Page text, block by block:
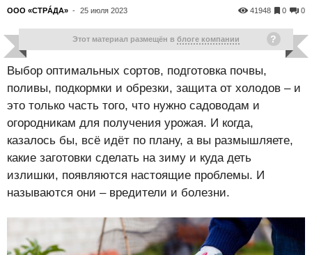
ООО «СТРÁДА» - 25 июля 2023 0
0
41948
Этот материал размещён в блоге компании
Выбор оптимальных сортов, подготовка почвы,
поливы, подкормки и обрезки, защита от холодов – и
это только часть того, что нужно садоводам и
огородникам для получения урожая. И когда,
казалось бы, всё идёт по плану, а вы размышляете,
какие заготовки сделать на зиму и куда деть
излишки, появляются настоящие проблемы. И
называются они – вредители и болезни.